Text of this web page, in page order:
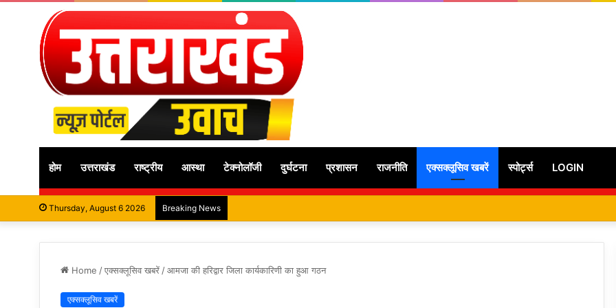
होम उत्तराखंड राष्ट्रीय आस्था टेक्नोलॉजी दुर्घटना प्रशासन राजनीति एक्सक्लूसिव खबरें स्पोर्ट्स LOGIN
Thursday, August 6 2026 Breaking News
Home /एक्सक्लूसिव खबरें /आमजा की हरिद्वार जिला कार्यकारिणी का हुआ गठन
एक्सक्लूसिव खबरें